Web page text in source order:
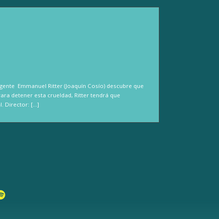
Emmanuel Ritter (Joaquín Cosío) descubre que
detener esta crueldad, Ritter tendrá que
Director: […]